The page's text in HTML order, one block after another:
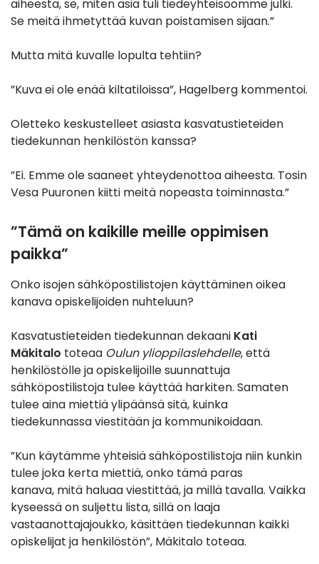
aiheesta, se, miten asia tuli tiedeyhteisöömme julki.
Se meitä ihmetyttää kuvan poistamisen sijaan.”
Mutta mitä kuvalle lopulta tehtiin?
”Kuva ei ole enää kiltatiloissa”, Hagelberg kommentoi.
Oletteko keskustelleet asiasta kasvatustieteiden
tiedekunnan henkilöstön kanssa?
”Ei. Emme ole saaneet yhteydenottoa aiheesta. Tosin
Vesa Puuronen kiitti meitä nopeasta toiminnasta.”
”Tämä on kaikille meille oppimisen
paikka”
Onko isojen sähköpostilistojen käyttäminen oikea
kanava opiskelijoiden nuhteluun?
Kasvatustieteiden tiedekunnan dekaani Kati
Mäkitalo toteaa Oulun ylioppilaslehdelle, että
henkilöstölle ja opiskelijoille suunnattuja
sähköpostilistoja tulee käyttää harkiten. Samaten
tulee aina miettiä ylipäänsä sitä, kuinka
tiedekunnassa viestitään ja kommunikoidaan.
”Kun käytämme yhteisiä sähköpostilistoja niin kunkin
tulee joka kerta miettiä, onko tämä paras
kanava, mitä haluaa viestittää, ja millä tavalla. Vaikka
kyseessä on suljettu lista, sillä on laaja
vastaanottajajoukko, käsittäen tiedekunnan kaikki
opiskelijat ja henkilöstön”, Mäkitalo toteaa.